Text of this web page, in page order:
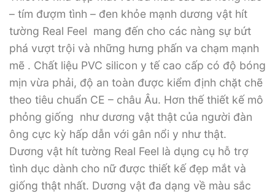
– tím đượm tình – đen khỏe mạnh dương vật hít
tường Real Feel mang đến cho các nàng sự bứt
phá vượt trội và những hưng phấn va chạm mạnh
mẽ . Chất liệu PVC silicon y tế cao cấp có độ bóng
mịn vừa phải, độ an toàn được kiểm định chặt chẽ
theo tiêu chuẩn CE – châu Âu. Hơn thế thiết kế mô
phỏng giống như dương vật thật của người đàn
ông cực kỳ hấp dẫn với gân nổi y như thật.
Dương vật hít tường Real Feel là dụng cụ hỗ trợ
tình dục dành cho nữ được thiết kế đẹp mắt và
giống thật nhất. Dương vật đa dạng về màu sắc